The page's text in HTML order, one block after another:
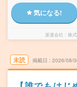
気になる!
派遣会社 株
未読 掲載日 2026/08/